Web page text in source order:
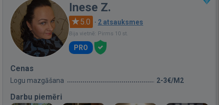
Inese Z.
5.0 · 2 atsauksmes
Bija vietnē: Pirms 10 st.
PRO
Cenas
Logu mazgāšana 2-3€/M2
Darbu piemēri